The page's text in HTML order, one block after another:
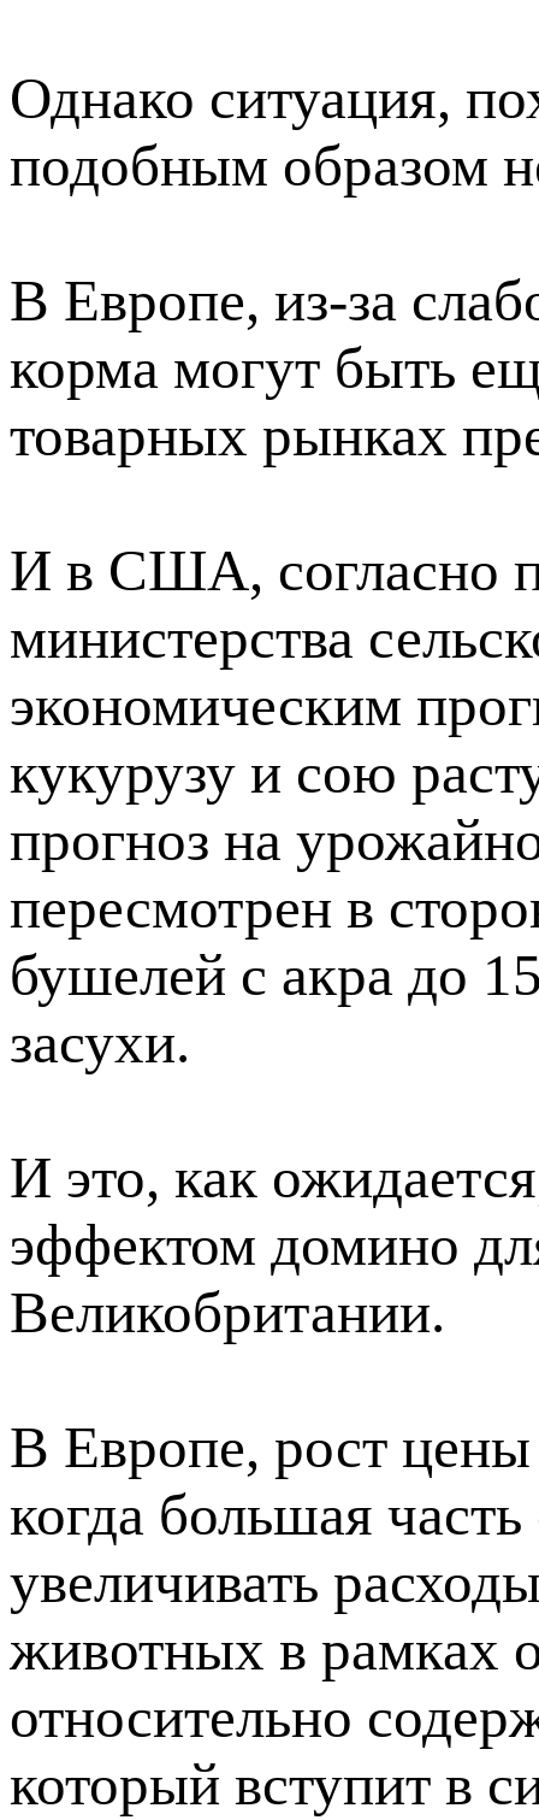
Однако ситуация,
подобным образом
В Европе, из-за
корма могут быть
товарных рынках
И в США, согласно
министерства
экономическим
кукурузу и сою
прогноз на
пересмотрен в
бушелей с акра до
засухи.
И это, как
эффектом домино
Великобритании.
В Европе, рост цены
когда большая
увеличивать
животных в рамках
относительно
который вступит в